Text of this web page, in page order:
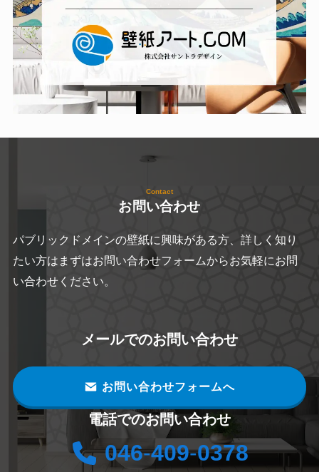
Contact
お問い合わせ
パブリックドメインの壁紙に興味がある方、詳しく知り
たい方はまずはお問い合わせフォームからお気軽にお問
い合わせください。
メールでのお問い合わせ
お問い合わせフォームへ
電話でのお問い合わせ
046-409-0378